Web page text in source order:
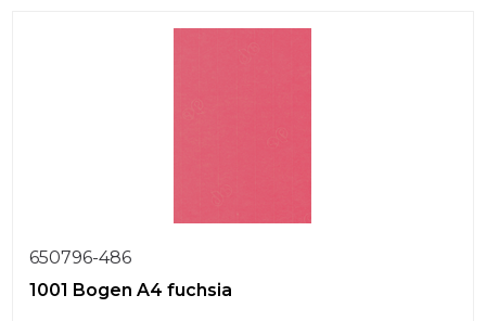
650796-486
1001 Bogen A4 fuchsia